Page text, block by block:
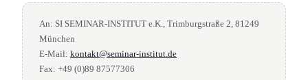
An: SI SEMINAR-INSTITUT e.K., Trimburgstraße 2, 81249
München
E-Mail: kontakt@seminar-institut.de
Fax: +49 (0)89 87577306